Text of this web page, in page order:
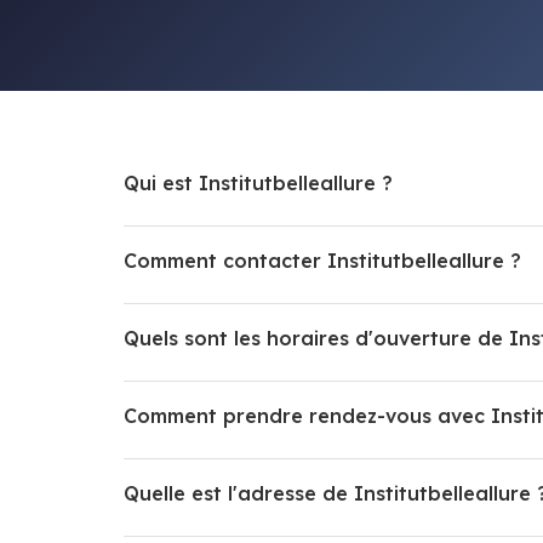
Qui est Institutbelleallure ?
Comment contacter Institutbelleallure ?
Quels sont les horaires d'ouverture de
Comment prendre rendez-vous avec
Quelle est l'adresse de Institutbelleallure